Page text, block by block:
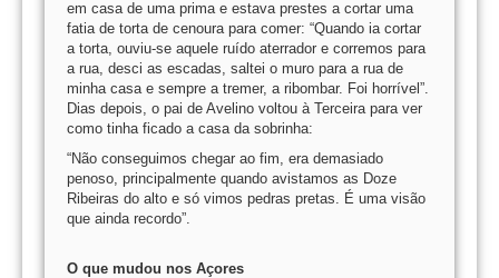
em casa de uma prima e estava prestes a cortar uma
fatia de torta de cenoura para comer: “Quando ia cortar
a torta, ouviu-se aquele ruído aterrador e corremos para
a rua, desci as escadas, saltei o muro para a rua de
minha casa e sempre a tremer, a ribombar. Foi horrível”.
Dias depois, o pai de Avelino voltou à Terceira para ver
como tinha ficado a casa da sobrinha:
“Não conseguimos chegar ao fim, era demasiado
penoso, principalmente quando avistamos as Doze
Ribeiras do alto e só vimos pedras pretas. É uma visão
que ainda recordo”.
O que mudou nos Açores